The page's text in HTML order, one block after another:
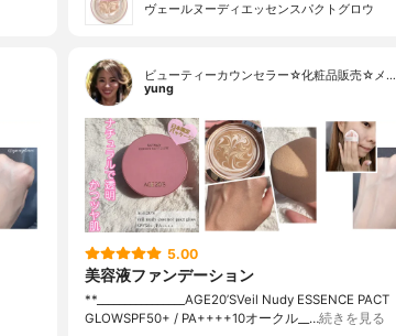
ヴェールヌーディエッセンスパクトグロウ
ビューティーカウンセラー☆化粧品販売☆メ…
yung
5.00
美容液ファンデーション
**⁡________________⁡AGE20’S⁡Veil Nudy ESSENCE PACT
GLOW⁡SPF50+ / PA++++10オークル⁡__…続きを見る